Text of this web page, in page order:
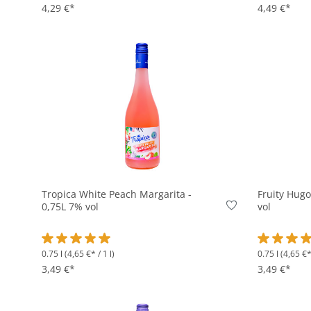
4,29 €* 4,49 €*
Tropica White Peach Margarita -
0,75L 7% vol
Durchschnittliche Bewertung von 5 von 5 Sternen
0.75 l (4,65 €* / 1 l)
3,49 €*
In den Korb
Fruity
vol
0.75 l (4,65
3,49 €*